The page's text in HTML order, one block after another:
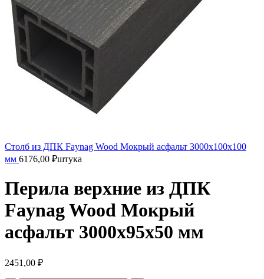
Столб из ДПК Faynag Wood Мокрый асфальт 3000х100х100
мм 6176,00 ₽штука
Перила верхние из ДПК
Faynag Wood Мокрый
асфальт 3000х95х50 мм
2451,00 ₽